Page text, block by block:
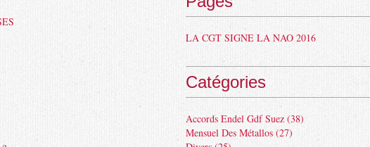
LA CGT SIGNE LA NAO 2016
Catégories
Accords Endel Gdf Suez (38)
Mensuel Des Métallos (27)